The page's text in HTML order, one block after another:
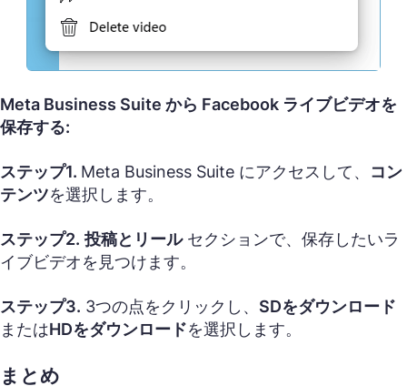
Meta Business Suite から Facebook ライブビデオを
保存する:
ステップ1. Meta Business Suite にアクセスして、 コン
テンツを選択します。
ステップ2. 投稿とリールセクションで、保存したいラ
イブビデオを見つけます。
ステップ3. 3つの点をクリックし、 SDをダウンロード
またはHDをダウンロードを選択します。
まとめ